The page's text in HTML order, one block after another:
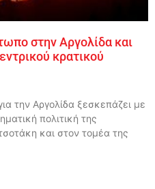
στην Αργολίδα και
κρατικού
την Αργολίδα ξεσκεπάζει με
πολιτική της
και στον τομέα της